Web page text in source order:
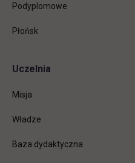
Podyplomowe
Płońsk
Uczelnia
Misja
Władze
Baza dydaktyczna